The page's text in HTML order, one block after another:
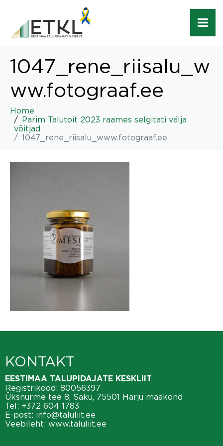
1047_rene_riisalu_w
ww.fotograaf.ee
Home
Parim Talutoit 2023 raames selgitati välja
võitjad
1047_rene_riisalu_www.fotograaf.ee
KONTAKT
EESTIMAA TALUPIDAJATE KESKLIIT
Registrikood: 80056397
Üksnurme tee 8, Saku, 75501 Harju maakond
Tel: +372 604 1783
E-post: info@taluliit.ee
Veebileht: www.taluliit.ee